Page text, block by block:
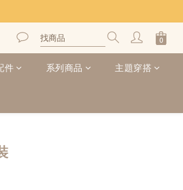
件 系列商品 主題穿搭